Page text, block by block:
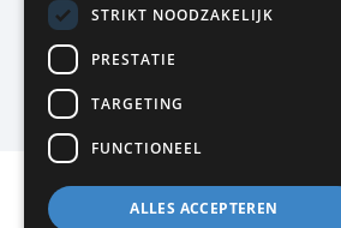
020-617 01 26
info@kmpkantoormeubilair.nl
Facebook
Instagram
KMP Kantoormeubilair levert aan BEDRIJVEN
GENOEMDE PRIJZEN ZIJN EXCL. 21%
Montagekosten op aanvraag. Aan deze
STRIKT NOODZAKELIJK
PRESTATIE
TARGETING
FUNCTIONEEL
ALLES ACCEPTEREN